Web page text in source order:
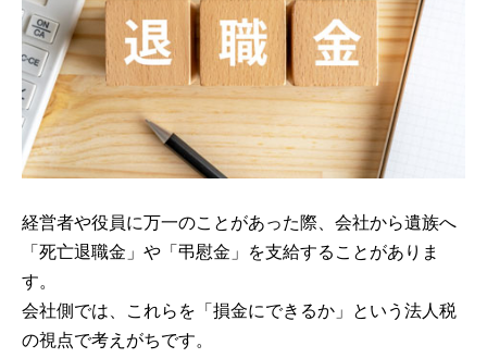
経営者や役員に万一のことがあった際、会社から遺族へ
「死亡退職金」や「弔慰金」を支給することがありま
す。
会社側では、これらを「損金にできるか」という法人税
の視点で考えがちです。